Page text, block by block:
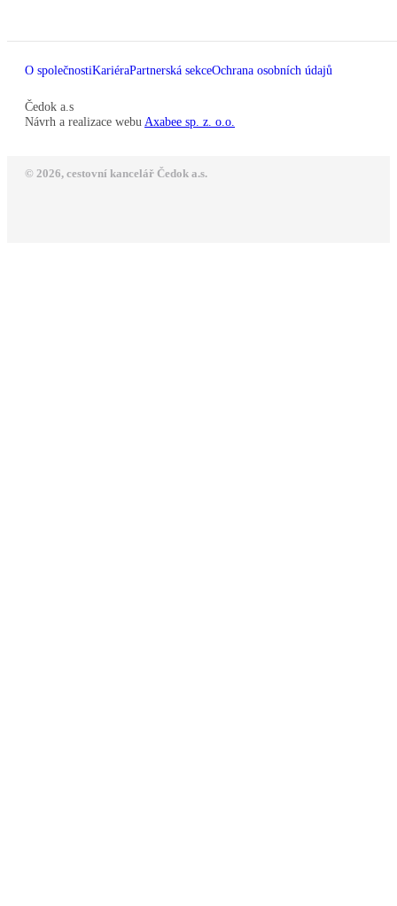
O společnostiKariéraPartnerská sekceOchrana osobních údajů
Čedok a.s
Návrh a realizace webu Axabee sp. z. o.o.
© 2026, cestovní kancelář Čedok a.s.